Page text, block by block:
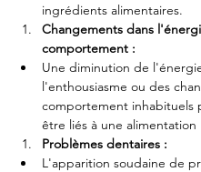
ingrédients alimentaires.
Changements dans
comportement :
Une diminution de
l'enthousiasme ou des
comportement inhabituels
être liés à une alimentation
Problèmes dentaires :
L'apparition soudaine de